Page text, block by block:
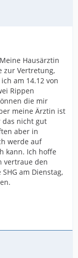
Hausärztin
zur Vertretung,
am 14.12 von
Rippen
die mir
meine Ärztin ist
das nicht gut
aber in
werde auf
kann. Ich hoffe
vertraue den
am Dienstag,